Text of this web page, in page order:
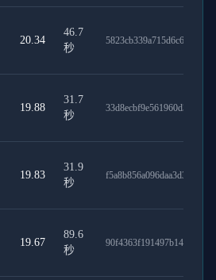
20.34
46.7
秒
5823cb339a715d6c6866
19.88
31.7
秒
33d8ecbf9e561960d303
19.83
31.9
秒
f5a8b856a096daa3d3ff
19.67
89.6
秒
90f4363f191497b14b71